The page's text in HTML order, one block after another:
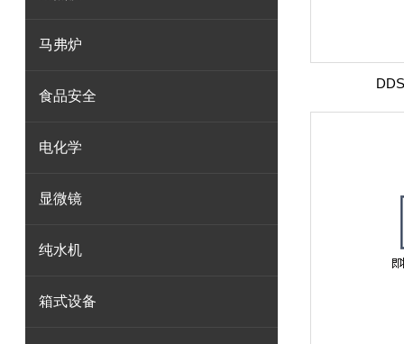
马弗炉
食品安全
电化学
显微镜
纯水机
箱式设备